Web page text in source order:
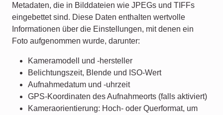
Metadaten, die in Bilddateien wie JPEGs und TIFFs
eingebettet sind. Diese Daten enthalten wertvolle
Informationen über die Einstellungen, mit denen ein
Foto aufgenommen wurde, darunter:
Kameramodell und -hersteller
Belichtungszeit, Blende und ISO-Wert
Aufnahmedatum und -uhrzeit
GPS-Koordinaten des Aufnahmeorts (falls aktiviert)
Kameraorientierung: Hoch- oder Querformat, um